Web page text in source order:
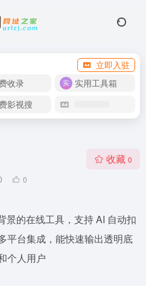
立即入驻
收录
实用工具箱
影视搜
0
收藏 0
景的在线工具，支持 AI 自动扣
平台集成，能快速输出透明底
个人用户